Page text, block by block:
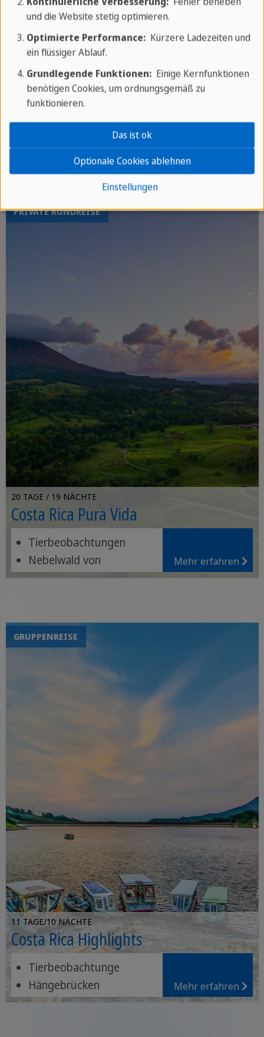
9 TAGE / 8 NÄCHTE
Tanzen in Costa Rica
Stadtführung in San José
Besuch des Irazú-Vulkans
Kaffeetour und Kochkurs
PRIVATE RUNDREISE
20 TAGE / 19 NÄCHTE
Costa Rica Pura Vida
Tierbeobachtungen
Nebelwald von
Monteverde
Mehr erfahren
GRUPPENREISE
11 TAGE/10 NÄCHTE
Costa Rica Highlights
Tierbeobachtunge
Hängebrücken
Entspannen am Strande
Mehr erfahren
und die Website stetig optimieren.
Optimierte Performance:Kürzere Ladezeiten und
ein flüssiger Ablauf.
Grundlegende Funktionen:Einige Kernfunktionen
benötigen Cookies, um ordnungsgemäß zu
funktionieren.
Einstellungen
Optionale Cookies ablehnen
Das ist ok